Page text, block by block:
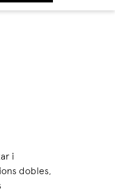
i
dobles,